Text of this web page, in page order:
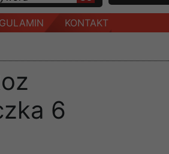
KONTAKT
6